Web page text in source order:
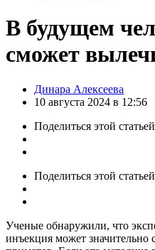
В будущем
сможет
Posted
by
Динара Алексеева
10 августа 2024 в 12:56
Поделиться этой статьей
Поделиться этой статьей
Ученые обнаружили, что
инъекция может